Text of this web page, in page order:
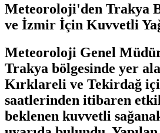
Meteoroloji'den Trakya
ve İzmir İçin Kuvvetli
Meteoroloji Genel
Trakya bölgesinde yer
Kırklareli ve Tekirdağ
saatlerinden itibaren
beklenen kuvvetli